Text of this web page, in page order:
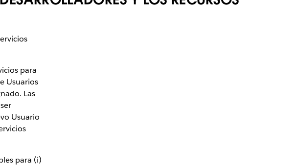
para
Usuarios
Las
Usuario
para (i)